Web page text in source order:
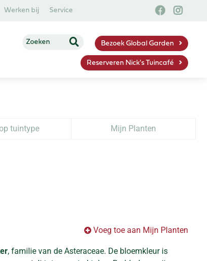
Werken bij Service
Bezoek Global Garden
Reserveren Nick's Tuincafé
tuintype Mijn Planten
Voeg toe aan Mijn Planten
, familie van de Asteraceae. De bloemkleur is